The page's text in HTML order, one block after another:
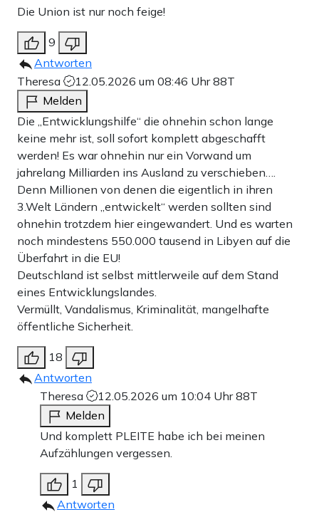
Die Union ist nur noch feige!
9
Antworten
Theresa
12.05.2026 um 08:46 Uhr88T
Melden
Die „Entwicklungshilfe“ die ohnehin schon lange
keine mehr ist, soll sofort komplett abgeschafft
werden! Es war ohnehin nur ein Vorwand um
jahrelang Milliarden ins Ausland zu verschieben….
Denn Millionen von denen die eigentlich in ihren
3.Welt Ländern „entwickelt“ werden sollten sind
ohnehin trotzdem hier eingewandert. Und es warten
noch mindestens 550.000 tausend in Libyen auf die
Überfahrt in die EU!
Deutschland ist selbst mittlerweile auf dem Stand
eines Entwicklungslandes.
Vermüllt, Vandalismus, Kriminalität, mangelhafte
öffentliche Sicherheit.
18
Antworten
Theresa
12.05.2026 um 10:04 Uhr88T
Melden
Und komplett PLEITE habe ich bei meinen
Aufzählungen vergessen.
1
Antworten